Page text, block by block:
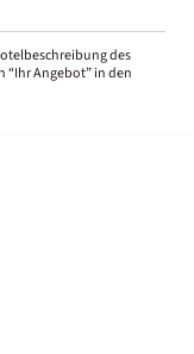
des
“Ihr Angebot” in den